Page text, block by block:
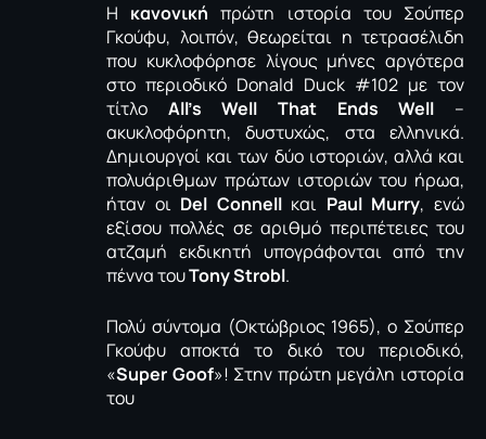
Η κανονική πρώτη ιστορία του Σούπερ
Γκούφυ, λοιπόν, θεωρείται η τετρασέλιδη
που κυκλοφόρησε λίγους μήνες αργότερα
στο περιοδικό Donald Duck #102 με τον
τίτλο All’s Well That Ends Well –
ακυκλοφόρητη, δυστυχώς, στα ελληνικά.
Δημιουργοί και των δύο ιστοριών, αλλά και
πολυάριθμων πρώτων ιστοριών του ήρωα,
ήταν οι Del Connellκαι Paul Murry, ενώ
εξίσου πολλές σε αριθμό περιπέτειες του
ατζαμή εκδικητή υπογράφονται από την
πέννα τουTony Strobl.
Πολύ σύντομα (Οκτώβριος 1965), ο Σούπερ
Γκούφυ αποκτά το δικό του περιοδικό,
«Super Goof»! Στην πρώτη μεγάλη ιστορία
του